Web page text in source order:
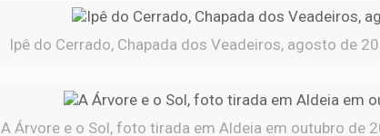
Ipê do Cerrado, Chapada dos Veadeiros, agosto de
A Árvore e o Sol, foto tirada em Aldeia em outubro de